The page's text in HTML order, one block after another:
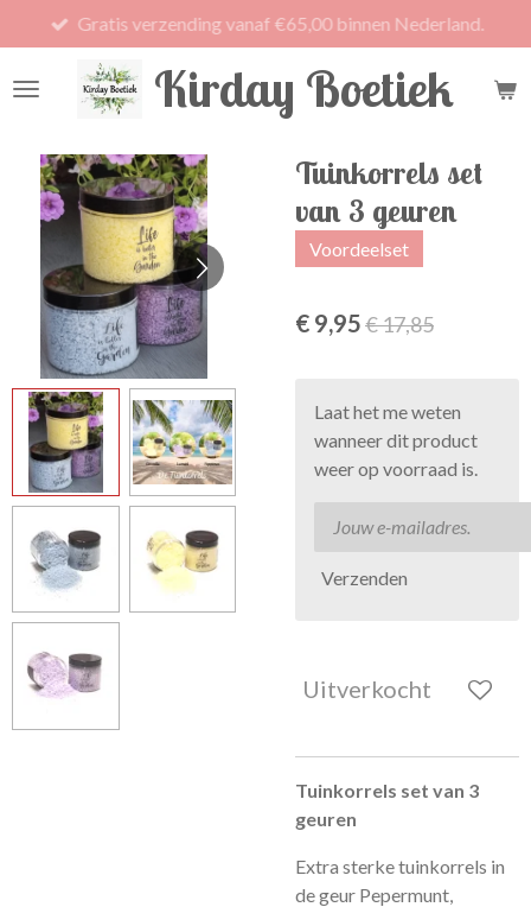
direct
naar
Kirday Boetiek
Gratis verzending vanaf €65,00 binnen Nederland.
Tuinkorrels set
van 3 geuren
Voordeelset
€ 9,95€ 17,85
Laat het me weten
wanneer dit product
weer op voorraad is.
Verzenden
Uitverkocht
Tuinkorrels set van 3
geuren
Extra sterke tuinkorrels in
de geur Pepermunt,